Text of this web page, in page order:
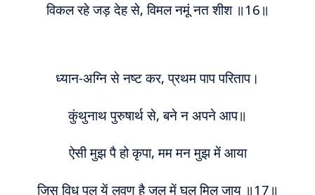
विकल रहे जड़ देह से, विमलनमूंनत शीश ॥16॥
ध्यान-अग्नि से नष्ट कर, प्रथम पाप परिताप।
कुंथुनाथ पुरुषार्थ से, बने न अपने आप॥
ऐसीमुझपै हो कृपा, मम मन मुझ में आया
जिस विध पल यें लवण है जल में घुल मिल जाय ॥17 ॥